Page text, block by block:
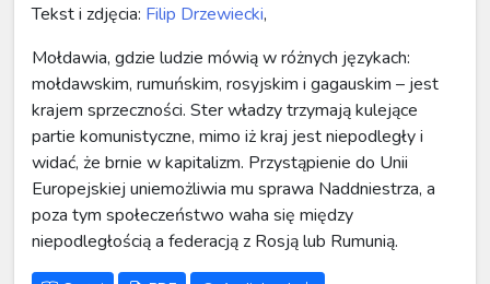
Tekst i zdjęcia: Filip Drzewiecki,
Mołdawia, gdzie ludzie mówią w różnych językach:
mołdawskim, rumuńskim, rosyjskim i gagauskim – jest
krajem sprzeczności. Ster władzy trzymają kulejące
partie komunistyczne, mimo iż kraj jest niepodległy i
widać, że brnie w kapitalizm. Przystąpienie do Unii
Europejskiej uniemożliwia mu sprawa Naddniestrza, a
poza tym społeczeństwo waha się między
niepodległością a federacją z Rosją lub Rumunią.